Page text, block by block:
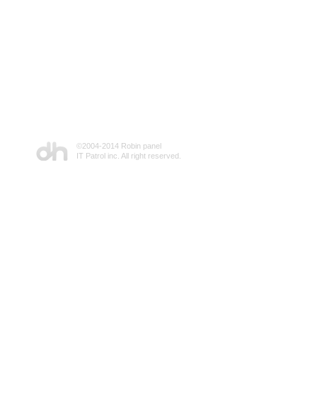
©2004-2014 Robin panel
IT Patrol inc. All right reserved.